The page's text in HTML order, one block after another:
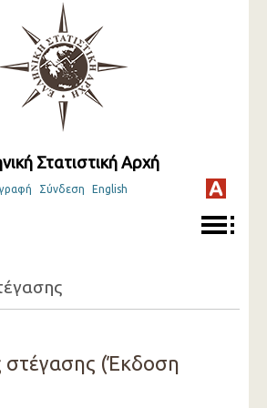
Στατιστική Αρχή
Σύνδεση English
στέγασης (Έκδοση